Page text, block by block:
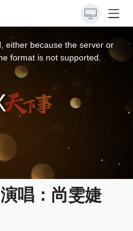
either because the server or
format is not supported.
唱：尚雯婕